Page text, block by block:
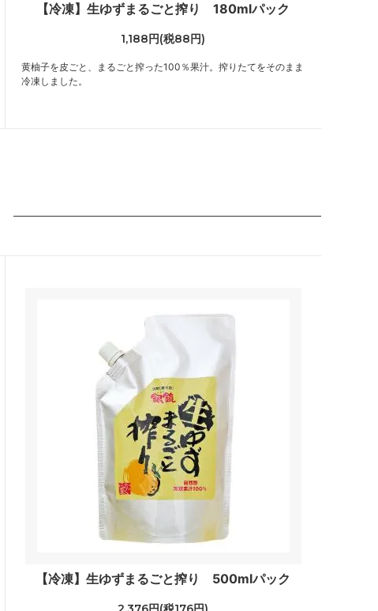
【冷凍】生ゆずまるごと搾り 180mlパック
1,188円(税88円)
黄柚子を皮ごと、まるごと搾った100％果汁。搾りたてをそのまま
冷凍しました。
【冷凍】生ゆずまるごと搾り 500mlパック